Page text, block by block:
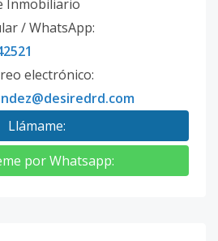
Inmobiliario
/ WhatsApp:
electrónico:
Llámame:
por Whatsapp: